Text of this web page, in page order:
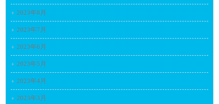
2023年8月
2023年7月
2023年6月
2023年5月
2023年4月
2023年3月